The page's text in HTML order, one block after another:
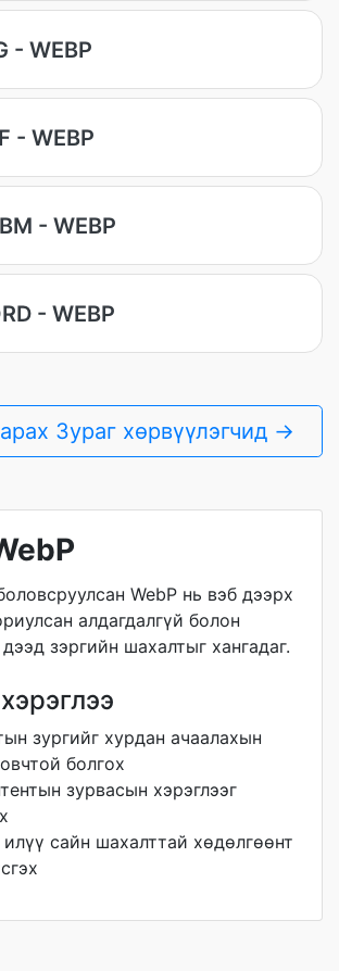
- WEBP
- WEBP
- WEBP
- WEBP
Зураг хөрвүүлэгчид →
WebP нь вэб дээрх
алдагдалгүй болон
зэргийн шахалтыг хангадаг.
зургийг хурдан ачаалахын
болгох
зурвасын хэрэглээг
илүү сайн шахалттай хөдөлгөөнт